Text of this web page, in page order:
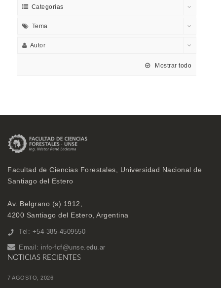
Categorias
Tema
Autor
Mostrar todo
Facultad de Ciencias Forestales, Universidad Nacional de
Santiago del Estero
Av. Belgrano (s) 1912,
4200 Santiago del Estero, Argentina
Tel: +54-385-4509550
Email: info-fcf@unse.edu.ar
NOTICIAS RECIENTES
7 AGOSTO, 2026